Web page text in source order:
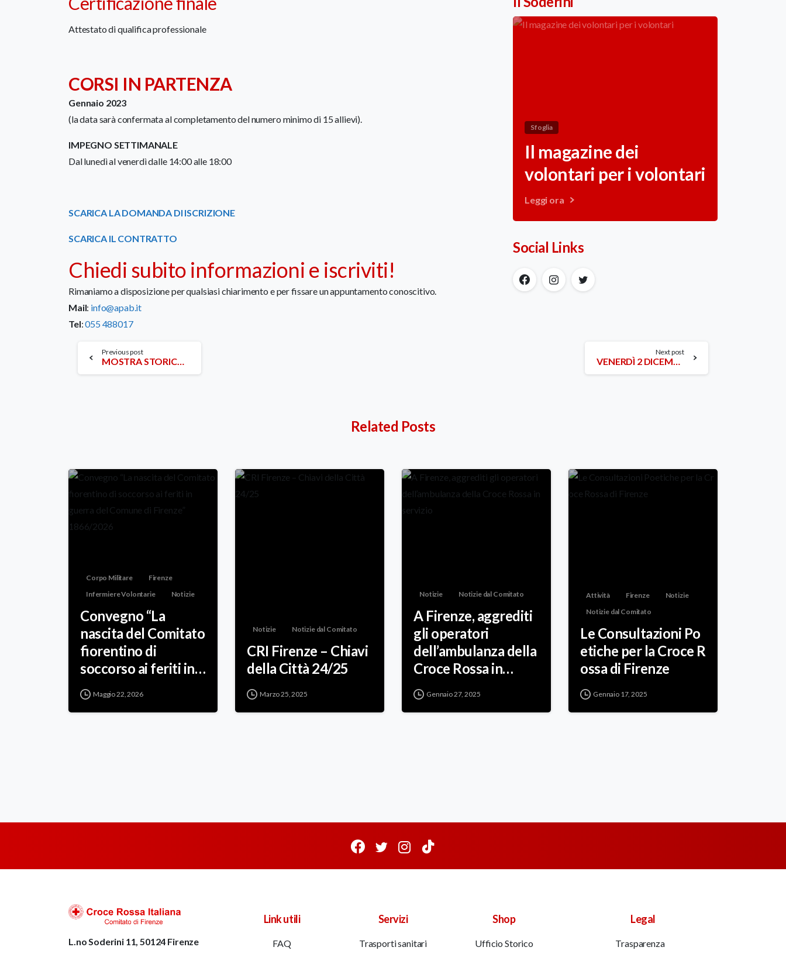
Attestato di qualifica professionale
CORSI IN PARTENZA
Gennaio 2023
(la data sarà confermata al completamento del numero minimo di 15 allievi).
IMPEGNO SETTIMANALE
Dal lunedì al venerdì dalle 14:00 alle 18:00
SCARICA LA DOMANDA DI ISCRIZIONE
SCARICA IL CONTRATTO
Chiedi subito informazioni e iscriviti!
Rimaniamo a disposizione per qualsiasi chiarimento e per fissare un appuntamento conoscitivo.
Mail: info@apab.it
Tel:055 488017
Sfoglia
Il magazine dei
volontari per i volontari
Leggi ora
Social Links
Continue
Reading
Previous post
MOSTRA STORICO-DOCUMENTALE: “TRA ATTUALITÀ E STORIA: GLI INTERVENTI IN EMERGENZA DELLA CROCE ROSSA ITALIANA IN ITALIA E ALL’ESTERO”
Next post
VENERDÌ 2 DICEMBRE: SCREENING NIGHT | test gratuiti, rapidi e anonimi per HIV e HCV
Related Posts
Corpo Militare
Firenze
Infermiere Volontarie
Notizie
Convegno “La
nascita del Comitato
fiorentino di
soccorso ai feriti in
guerra del Comune
di Firenze”
Maggio 22, 2026
Notizie Notizie dal Comitato
CRI Firenze – Chiavi
della Città 24/25
Marzo 25, 2025
Notizie Notizie dal Comitato
A Firenze, aggrediti
gli operatori
dell’ambulanza della
Croce Rossa in
servizio
Gennaio 27, 2025
Attività Firenze
Notizie
Notizie dal Comitato
Le Consultazioni Po
etiche per la Croce R
ossa di Firenze
Gennaio 17, 2025
L.no Soderini 11, 50124 Firenze
Link utili
FAQ
Servizi
Trasporti sanitari
Shop
Ufficio Storico
Legal
Trasparenza